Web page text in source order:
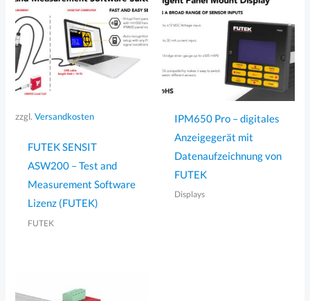
zzgl.Versandkosten
FUTEK SENSIT
ASW200 – Test and
Measurement Software
Lizenz (FUTEK)
FUTEK
IPM650 Pro – digitales
Anzeigegerät mit
Datenaufzeichnung von
FUTEK
Displays